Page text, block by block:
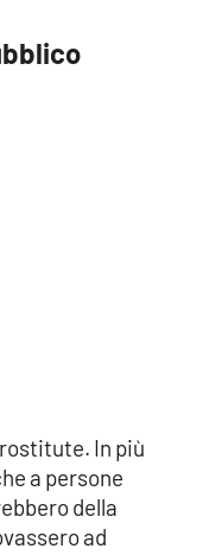
In più
a persone
della
ad